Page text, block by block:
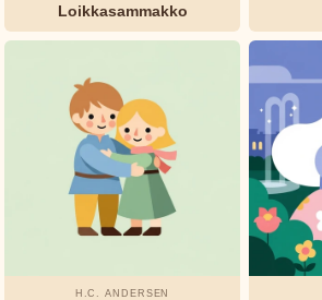
Loikkasammakko
H.C. ANDERSEN